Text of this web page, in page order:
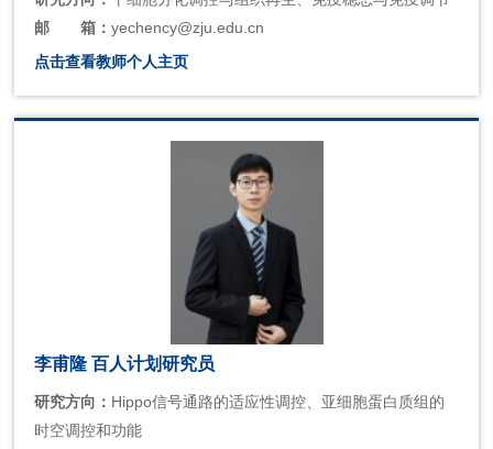
邮
箱：yechency@zju.edu.cn
点击查看教师个人主页
李甫隆 百人计划研究员
研究方向： Hippo信号通路的适应性调控、亚细胞蛋白质组的
时空调控和功能